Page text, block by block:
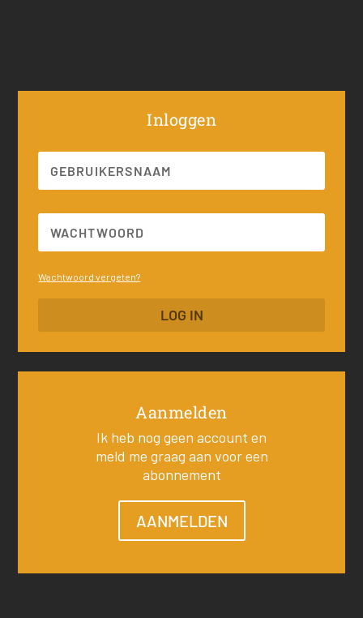
Inloggen
Wachtwoord vergeten?
LOG IN
Aanmelden
Ik heb nog geen account en
meld me graag aan voor een
abonnement
AANMELDEN